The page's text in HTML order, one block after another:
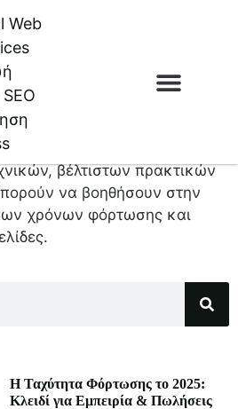
με θέμα τη
αφορά την εξερεύνηση και
βέλτιστων πρακτικών
να βοηθήσουν στην
χρόνων φόρτωσης και
Η Ταχύτητα Φόρτωσης το 2025:
Κλειδί για Εμπειρία & Πωλήσεις